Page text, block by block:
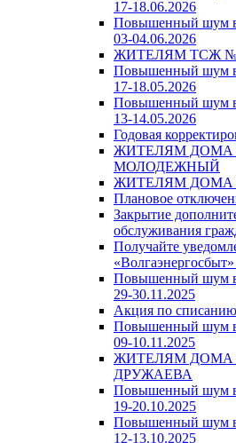
17-18.06.2026
Повышенный шум в
03-04.06.2026
ЖИТЕЛЯМ ТСЖ №
Повышенный шум в
17-18.05.2026
Повышенный шум в
13-14.05.2026
Годовая
ЖИТЕЛЯМ ДОМА
МОЛОДЕЖНЫЙ
ЖИТЕЛЯМ ДОМА
Плановое
Закрытие
обслуживания
Получайте
Повышенный шум в
29-30.11.2025
Акция по
Повышенный шум в
09-10.11.2025
ЖИТЕЛЯМ ДОМА
ДРУЖАЕВА
Повышенный шум в
19-20.10.2025
Повышенный шум в
12-13.10.2025